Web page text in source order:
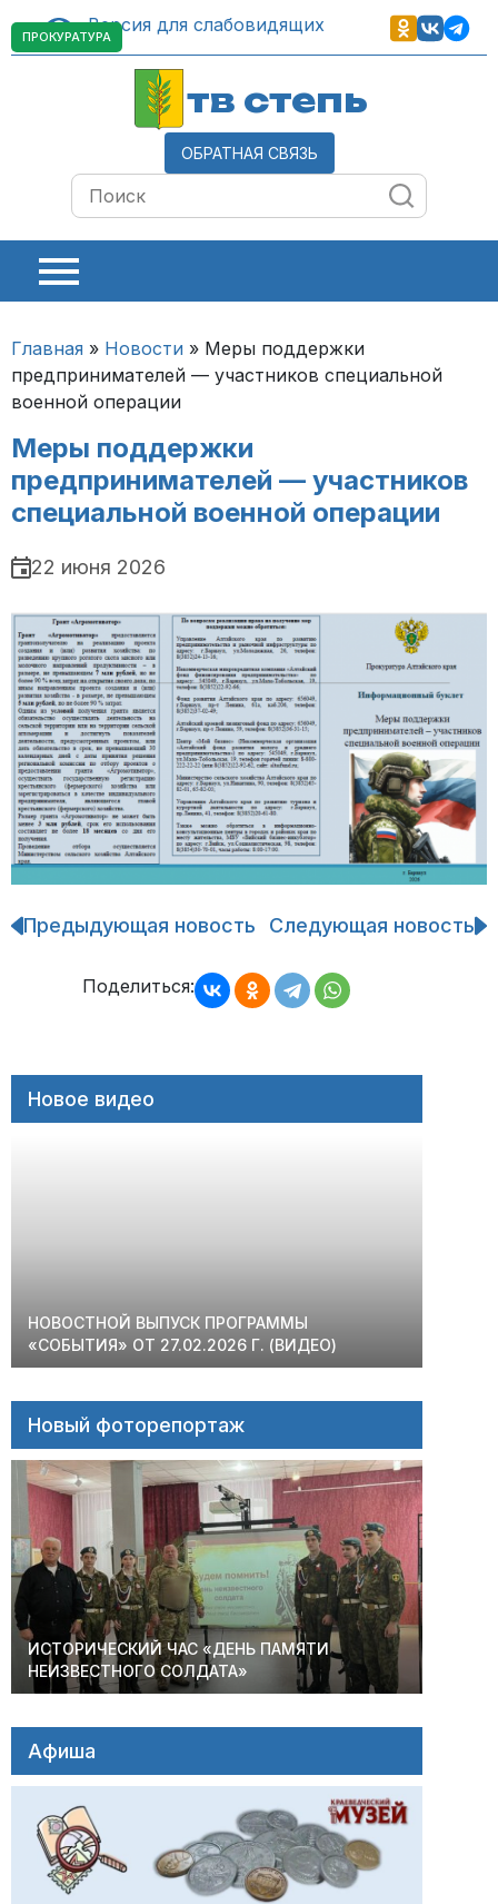
Версия для слабовидящих
тв степь
ОБРАТНАЯ СВЯЗЬ
Главная » Новости » Меры поддержки
предпринимателей — участников специальной
военной операции
Меры поддержки
предпринимателей — участников
специальной военной операции
ПРОКУРАТУРА
22 июня 2026
Навигация
записям
Предыдующая новость Следующая новость
Поделиться:
Новое видео
НОВОСТНОЙ ВЫПУСК ПРОГРАММЫ
«СОБЫТИЯ» ОТ 27.02.2026 Г. (ВИДЕО)
Новый фоторепортаж
ИСТОРИЧЕСКИЙ ЧАС «ДЕНЬ ПАМЯТИ
НЕИЗВЕСТНОГО СОЛДАТА»
Афиша